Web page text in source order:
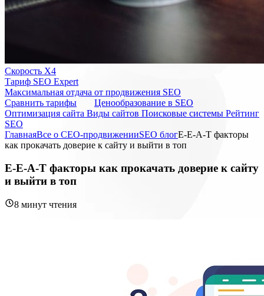
Скорость Х4
Тариф SEO Expert
Максимальная отдача от продвижения SEO
Cравнить тарифы
Ценообразование в SEO
Оптимизация сайта Виды сайтов Поисковые системы Рейтинг
SEO
ГлавнаяВсе о СЕО-продвиженииSEO блогE-E-A-T факторы
как прокачать доверие к сайту и выйти в топ
E-E-A-T факторы как прокачать доверие к сайту
и выйти в топ
8 минут чтения